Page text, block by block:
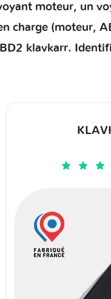
moteur, un
charge (moteur,
klavkarr.